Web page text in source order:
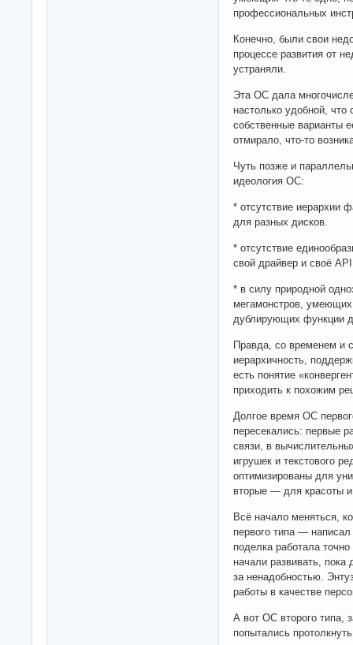
профессиональных
Конечно, были свои
процессе развития от
устраняли.
Эта ОС дала
настолько удобной,
собственные варианты
отмирало, что-то
Чуть позже и
идеология ОС:
* отсутствие иерархии
для разных дисков.
* отсутствие
свой драйвер и своё
* в силу природной
мегамонстров,
дублирующих функции
Правда, со временем и
иерархичность,
есть понятие
приходить к похожим
Долгое время ОС
пересекались: первые
связи, в
игрушек и текстового
оптимизированы для
вторые — для красоты
Всё начало меняться,
первого типа — написал
поделка работала
начали развивать,
за ненадобностью.
работы в качестве
А вот ОС второго типа,
попытались